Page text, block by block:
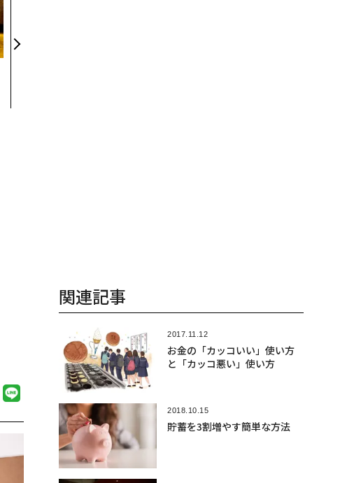
関連記事
2017.11.12
お金の「カッコいい」使い方
と「カッコ悪い」使い方
2018.10.15
貯蓄を3割増やす簡単な方法